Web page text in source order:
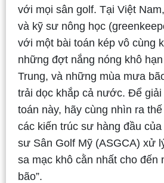
với mọi sân golf. Tại Việt
và kỹ sư nông học
với một bài toán kép vô cùng
những đợt nắng nóng khô
Trung, và những mùa mưa
trải dọc khắp cả nước. Để giải
toán này, hãy cùng nhìn ra
các kiến trúc sư hàng đầu
sư Sân Golf Mỹ (ASGCA) xử
sa mạc khô cằn nhất cho đến
bão”.